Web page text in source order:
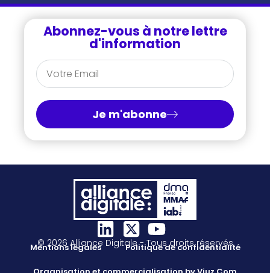
Abonnez-vous à notre lettre
d'information
Je m'abonne
© 2026 Alliance Digitale - Tous droits réservés
Mentions légales Politique de confidentialité